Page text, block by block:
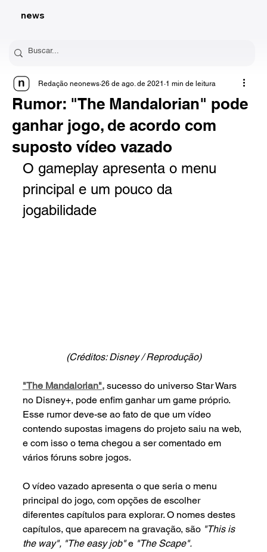
news
Rumor: "The Mandalorian" pode
ganhar jogo, de acordo com
suposto vídeo vazado
Redação neonews 26 de ago. de 2021 1 min de leitura
O gameplay apresenta o menu
principal e um pouco da
jogabilidade
(Créditos: Disney / Reprodução)
"The Mandalorian", sucesso do universo Star Wars
no Disney+, pode enfim ganhar um game próprio.
Esse rumor deve-se ao fato de que um vídeo
contendo supostas imagens do projeto saiu na web,
e com isso o tema chegou a ser comentado em
vários fóruns sobre jogos.
O vídeo vazado apresenta o que seria o menu
principal do jogo, com opções de escolher
diferentes capítulos para explorar. O nomes destes
capítulos, que aparecem na gravação, são "This is
the way", "The easy job" e "The Scape".